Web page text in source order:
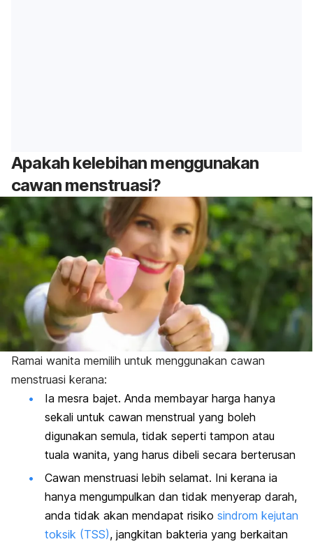
Apakah kelebihan menggunakan
cawan menstruasi?
Ramai wanita memilih untuk menggunakan cawan
menstruasi kerana:
Ia mesra bajet. Anda membayar harga hanya
sekali untuk cawan menstrual yang boleh
digunakan semula, tidak seperti tampon atau
tuala wanita, yang harus dibeli secara berterusan
Cawan menstruasi lebih selamat. Ini kerana ia
hanya mengumpulkan dan tidak menyerap darah,
anda tidak akan mendapat risiko sindrom kejutan
toksik (TSS), jangkitan bakteria yang berkaitan